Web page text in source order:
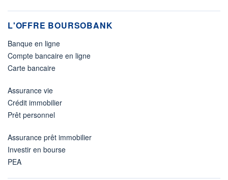
L'OFFRE BOURSOBANK
Banque en ligne
Compte bancaire en ligne
Carte bancaire
Assurance vie
Crédit immobilier
Prêt personnel
Assurance prêt immobilier
Investir en bourse
PEA